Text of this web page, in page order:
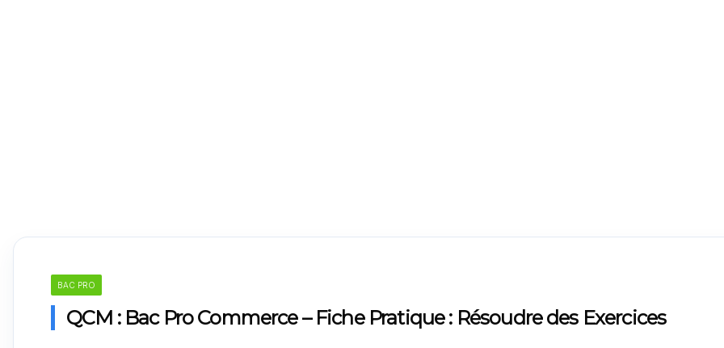
BAC PRO
QCM : Bac Pro Commerce – Fiche Pratique : Résoudre des Exercices